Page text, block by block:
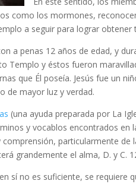
como los mormones,
a seguir para lograr
a penas 12 años de edad, y
Templo y éstos fueron
que Él poseía. Jesús fue un
de mayor luz y verdad.
(una ayuda preparada por La
y vocablos encontrados en
particularmente de
grandemente el alma, D. y C.
sí no es suficiente, se requiere